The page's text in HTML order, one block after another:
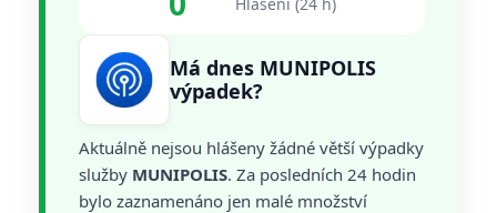
Má dnes MUNIPOLIS
výpadek?
Aktuálně nejsou hlášeny žádné větší výpadky
služby MUNIPOLIS. Za posledních 24 hodin
bylo zaznamenáno jen malé množství